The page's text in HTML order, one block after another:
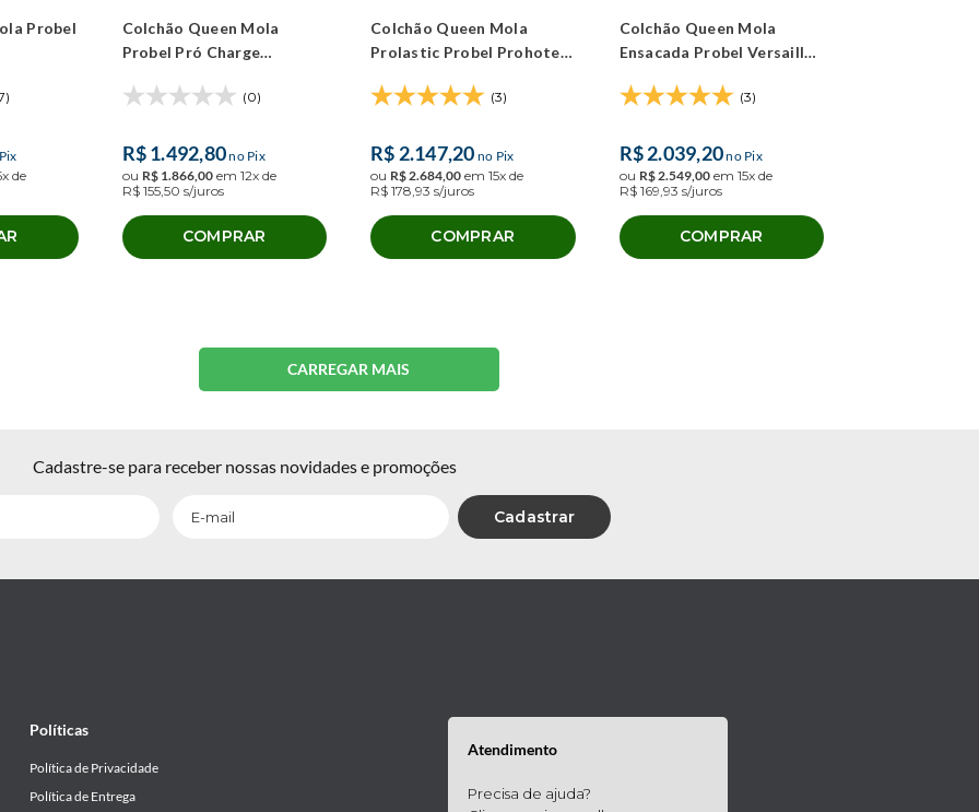
Probel
x de
Colchão Queen Mola
Probel Pró Charge
(0)
R$1.492,80no Pix
ou R$ 1.866, 00em 12x de
R$ 155, 50 s/juros
COMPRAR
Colchão Queen Mola
Prolastic Probel Prohotel
(3)
R$ 2.147,20 no Pix
ou R$ 2.684 00 em 15x de
R$ 178 93 s/juros
COMPRAR
Colchão Queen Mola
Ensacada Probel Versailles
(3)
R$2.039,20no Pix
ou R$ 2.549, 00em 15x de
R$ 169 93 s/juros
COMPRAR
Cadastre-se para receber nossas novidades e promoções
Cadastrar
Políticas
Política de Privacidade
Política de Entrega
Atendimento
Precisa de ajuda?